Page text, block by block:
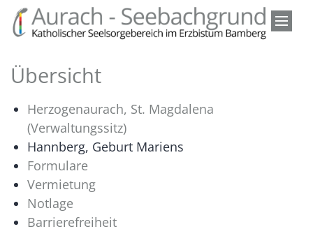
Zum Inhalt springen
Übersicht
Herzogenaurach, St. Magdalena
(Verwaltungssitz)
Hannberg, Geburt Mariens
Formulare
Vermietung
Notlage
Barrierefreiheit